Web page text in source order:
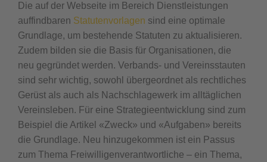
Die auf der Webseite im Bereich Dienstleistungen
auffindbaren Statutenvorlagen sind eine optimale
Grundlage, um bestehende Statuten zu aktualisieren.
Zudem bilden sie die Basis für Organisationen, die
neu gegründet werden. Verbands- und Vereinsstauten
sind sehr wichtig, sowohl übergeordnet als rechtliches
Gerüst als auch als Nachschlagewerk im alltäglichen
Vereinsleben. Für eine Strategieentwicklung sind zum
Beispiel die Artikel «Zweck» und «Aufgaben» bereits
die Grundlage. Neu hinzugekommen ist ein Passus
zum Thema Freiwilligenverantwortliche – ein Thema,